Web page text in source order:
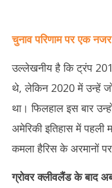
चुनाव परिणाम पर एक नजर
उल्लेखनीय है कि ट्रंप
थे, लेकिन 2020 में उन्हें जो
था। फिलहाल इस बार
अमेरिकी इतिहास में पहली
कमला हैरिस के अरमानों पर
ग्रोवर क्लीवलैंड के बाद